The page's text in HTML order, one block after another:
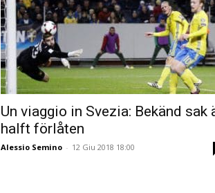
Un viaggio in Svezia: Bekänd sak
halft förlåten
Alessio Semino - 12 Giu 2018 18:00